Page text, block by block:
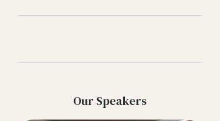
Our Speakers